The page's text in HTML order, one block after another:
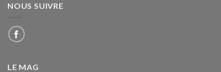
NOUS SUIVRE
LE MAG